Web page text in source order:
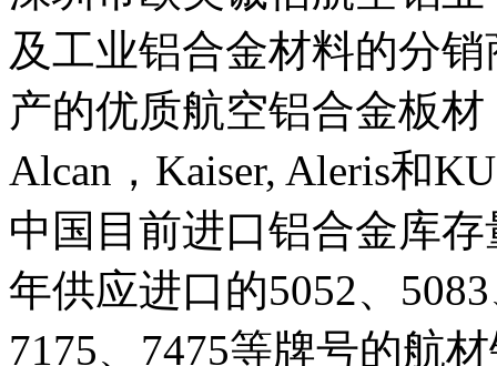
及工业铝合金材料的分
产的优质航空铝合金板
Alcan，Kaiser, Aleris和
中国目前进口铝合金库
年供应进口的5052、
7175、7475等牌号的航